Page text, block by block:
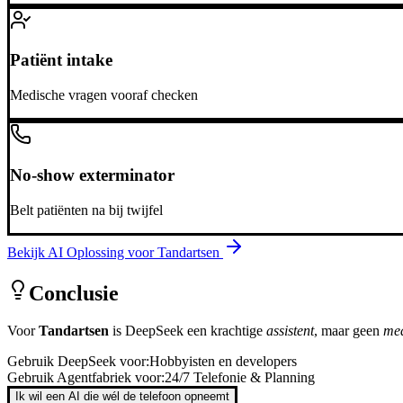
Patiënt intake
Medische vragen vooraf checken
No-show exterminator
Belt patiënten na bij twijfel
Bekijk AI Oplossing voorTandartsen
Conclusie
VoorTandartsen is DeepSeek een krachtige assistent, maar geen
Gebruik DeepSeek voor:Hobbyisten en developers
Gebruik Agentfabriek voor:24/7 Telefonie & Planning
Ik wil een AI die wél de telefoon opneemt